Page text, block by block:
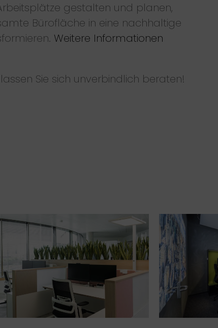
gestalten und planen,
Bürofläche in eine nachhaltige
Weitere Informationen
Sie sich unverbindlich beraten!